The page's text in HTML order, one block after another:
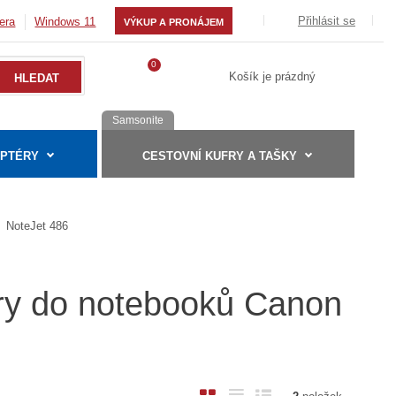
Windows 11 VÝKUP A PRONÁJEM Přihlásit se
0
Košík je prázdný
Samsonite
CESTOVNÍ KUFRY A TAŠKY
NoteJet 486
do notebooků Canon